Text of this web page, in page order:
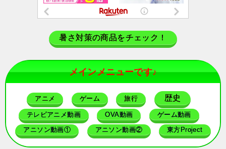
暑さ対策の商品をチェック！
メインメニューです♪
アニメ ゲーム 旅行 歴史
テレビアニメ動画 OVA動画 ゲーム動画
アニソン動画① アニソン動画② 東方Project